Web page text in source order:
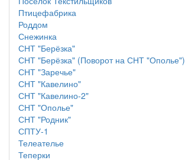
Птицефабрика
Роддом
Снежинка
СНТ "Берёзка"
СНТ "Берёзка" (Поворот на СНТ "Ополье")
СНТ "Заречье"
СНТ "Кавелино"
СНТ "Кавелино-2"
СНТ "Ополье"
СНТ "Родник"
СПТУ-1
Телеателье
Теперки